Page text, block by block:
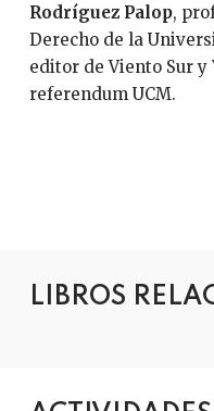
Rodríguez Palop,
Derecho de la
editor de Viento Sur y
referendum UCM.
LIBROS